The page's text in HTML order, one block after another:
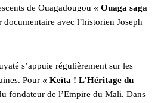
de Ouagadougou « Ouaga saga
avec l’historien Joseph
s’appuie régulièrement sur les
Pour « Keïta ! L’Héritage du
fondateur de l’Empire du Mali. Dans